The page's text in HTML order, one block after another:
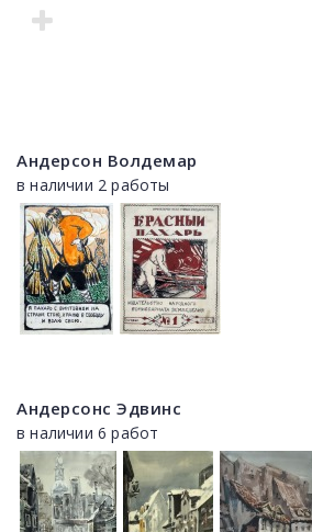
Андерсон Волдемар
в наличии 2 работы
Андерсонс Эдвинс
в наличии 6 работ